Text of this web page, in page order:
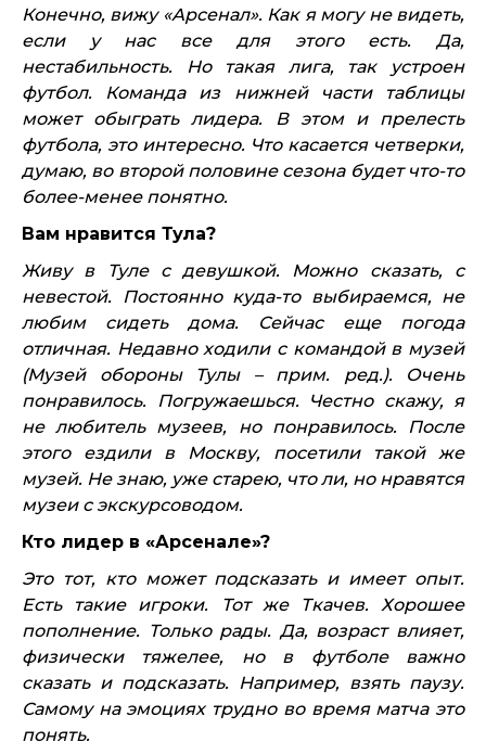
Конечно, вижу «Арсенал». Как я могу не видеть,
если у нас все для этого есть. Да,
нестабильность. Но такая лига, так устроен
футбол. Команда из нижней части таблицы
может обыграть лидера. В этом и прелесть
футбола, это интересно. Что касается четверки,
думаю, во второй половине сезона будет что-то
более-менее понятно.
Вам нравится Тула?
Живу в Туле с девушкой. Можно сказать, с
невестой. Постоянно куда-то выбираемся, не
любим сидеть дома. Сейчас еще погода
отличная. Недавно ходили с командой в музей
(Музей обороны Тулы – прим. ред.). Очень
понравилось. Погружаешься. Честно скажу, я
не любитель музеев, но понравилось. После
этого ездили в Москву, посетили такой же
музей. Не знаю, уже старею, что ли, но нравятся
музеи с экскурсоводом.
Кто лидер в «Арсенале»?
Это тот, кто может подсказать и имеет опыт.
Есть такие игроки. Тот же Ткачев. Хорошее
пополнение. Только рады. Да, возраст влияет,
физически тяжелее, но в футболе важно
сказать и подсказать. Например, взять паузу.
Самому на эмоциях трудно во время матча это
понять.